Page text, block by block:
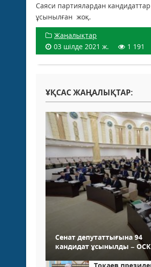
Саяси партиялардан кандидаттар
ұсынылған жоқ.
Жаңалықтар
03 шілде 2021 ж.
1 191
ҰҚСАС ЖАҢАЛЫҚТАР:
Сенат депутаттығына 94
кандидат ұсынылды – ОСК